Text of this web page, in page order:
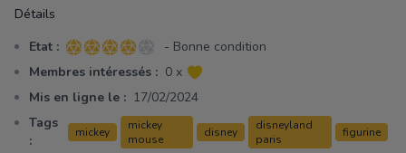
Détails
Etat : 4 sur 5 étoiles
- Bonne condition
Membres intéressés : 0 x
Mis en ligne le : 17/02/2024
Tags
:
mickey
mickey
mouse
disney
disneyland
paris
figurine